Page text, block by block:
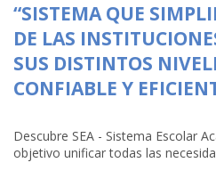
“SISTEMA QUE
DE LAS
SUS DISTINTOS
CONFIABLE Y
Descubre SEA - Sistema Escolar
objetivo unificar todas las